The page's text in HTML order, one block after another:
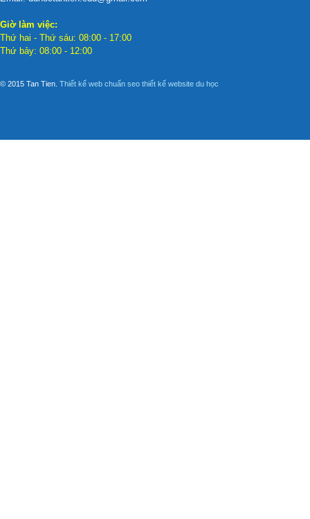
Giờ làm việc:
Thứ hai - Thứ sáu: 08:00 - 17:00
Thứ bảy: 08:00 - 12:00
© 2015 Tan Tien. Thiết kế web chuẩn seo thiết kế website du học